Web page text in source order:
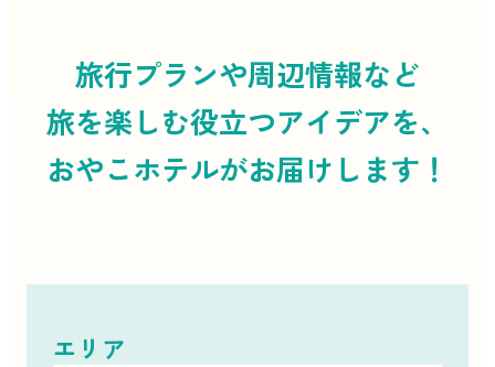
旅行プランや周辺情報など
旅を楽しむ役立つアイデアを、
おやこホテルがお届けします！
エリア